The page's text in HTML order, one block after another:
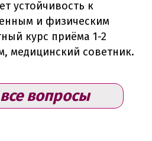
устойчивость к
и физическим
курс приёма 1-2
медицинский советник.
вопросы